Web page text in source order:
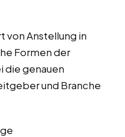
von Anstellung in
Formen der
die genauen
und Branche